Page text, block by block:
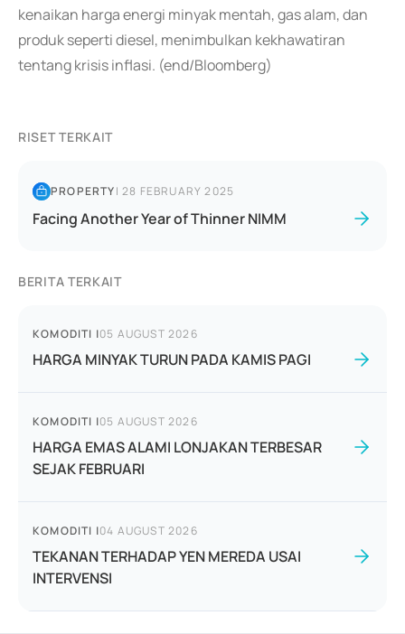
kenaikan harga energi minyak mentah, gas alam, dan
produk seperti diesel, menimbulkan kekhawatiran
tentang krisis inflasi. (end/Bloomberg)
RISET TERKAIT
PROPERTY|28 FEBRUARY 2025
Facing Another Year of Thinner NIMM
BERITA TERKAIT
KOMODITI |05 AUGUST 2026
HARGA MINYAK TURUN PADA KAMIS PAGI
KOMODITI |05 AUGUST 2026
HARGA EMAS ALAMI LONJAKAN TERBESAR
SEJAK FEBRUARI
KOMODITI |04 AUGUST 2026
TEKANAN TERHADAP YEN MEREDA USAI
INTERVENSI